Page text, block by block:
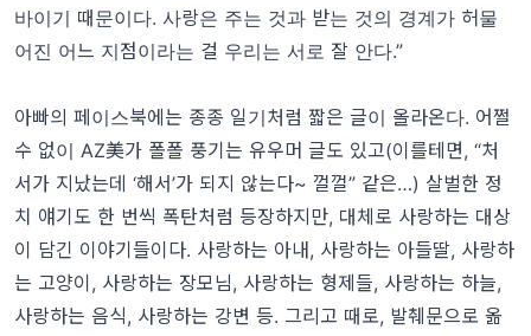
바이기 때문이다. 사랑은 주는 것과 받는 것의 경계가 허물
어진 어느 지점이라는 걸 우리는 서로 잘 안다.”
아빠의 페이스북에는 종종 일기처럼 짧은 글이 올라온다. 어쩔
수 없이 AZ美가 폴폴 풍기는 유우머 글도 있고(이를테면, “처
서가 지났는데 ‘해서’가 되지 않는다~ 껄껄” 같은…) 살벌한 정
치 얘기도 한 번씩 폭탄처럼 등장하지만, 대체로 사랑하는 대상
이 담긴 이야기들이다. 사랑하는 아내, 사랑하는 아들딸, 사랑하
는 고양이, 사랑하는 장모님, 사랑하는 형제들, 사랑하는 하늘,
사랑하는 음식, 사랑하는 강변 등. 그리고 때로, 발췌문으로 옮